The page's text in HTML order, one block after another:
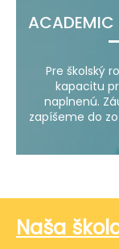
ACADEMIC
Pre školský
kapacitu
naplnenú.
zapíšeme do
Naša